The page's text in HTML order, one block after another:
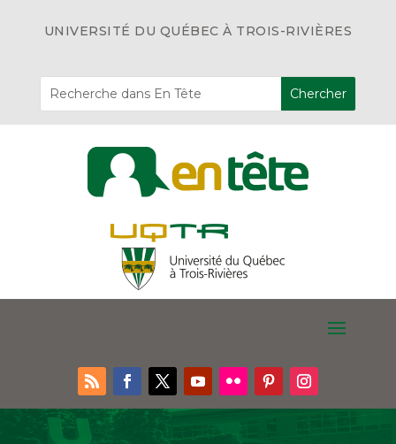
UNIVERSITÉ DU QUÉBEC À TROIS-RIVIÈRES